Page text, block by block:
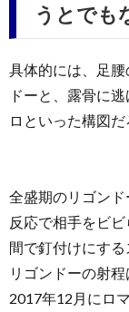
うとでも
具体的には、足
ドーと、露骨に
ロといった構図だ
全盛期のリゴン
反応で相手をビ
間で釘付けにする
リゴンドーの射程
2017年12月にロ